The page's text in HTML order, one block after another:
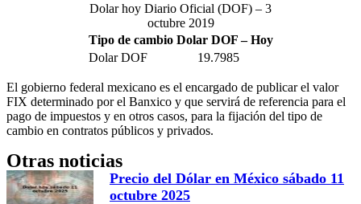
Dolar hoy Diario Oficial (DOF) – 3
octubre 2019
Tipo de cambio Dolar DOF – Hoy
Dolar DOF
19.7985
El gobierno federal mexicano es el encargado de publicar el valor
FIX determinado por el Banxico y que servirá de referencia para el
pago de impuestos y en otros casos, para la fijación del tipo de
cambio en contratos públicos y privados.
Otras noticias
Precio del Dólar en México sábado 11
octubre 2025